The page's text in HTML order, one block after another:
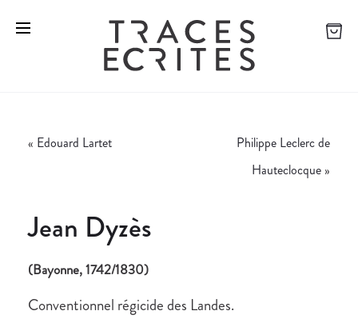
« Edouard Lartet
Philippe Leclerc de
Hauteclocque »
Jean Dyzès
(Bayonne, 1742/1830)
Conventionnel régicide des Landes.